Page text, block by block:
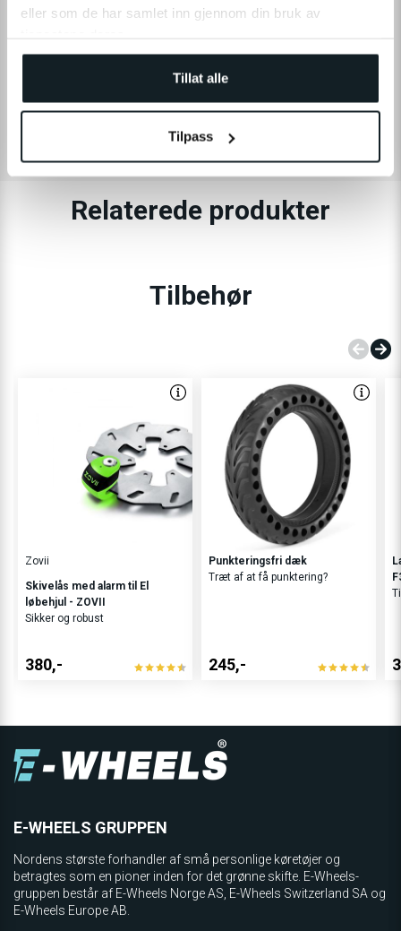
eller som de har samlet inn gjennom din bruk av
Tillat alle
Tilpass
ANMELDELSER
Relaterede produkter
Tilbehør
Zovii
Skivelås med alarm til El
løbehjul - ZOVII
Sikker og robust
380,-
Punkteringsfri dæk
Træt af at få punktering?
245,-
E-WHEELS GRUPPEN
Nordens største forhandler af små personlige køretøjer og
betragtes som en pioner inden for det grønne skifte. E-Wheels-
gruppen består af E-Wheels Norge AS, E­-Wheels Switzerland SA og
E-Wheels Europe AB.